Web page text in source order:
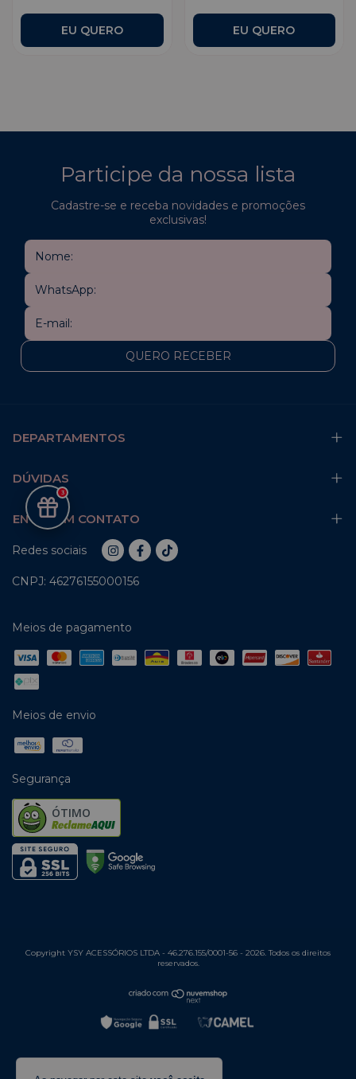
Participe da nossa lista
Cadastre-se e receba novidades e promoções
exclusivas!
DEPARTAMENTOS
DÚVIDAS
ENTRE EM CONTATO
Redes sociais
CNPJ: 46276155000156
Meios de pagamento
Meios de envio
Segurança
ÓTIMO
Copyright YSY ACESSÓRIOS LTDA - 46.276.155/0001-56 - 2026. Todos os direitos
reservados.
3